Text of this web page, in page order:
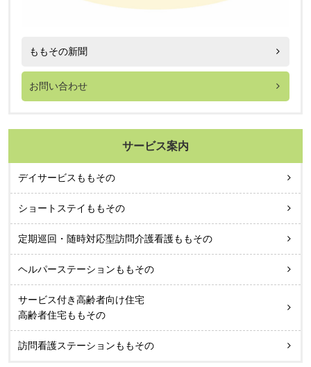
ももその新聞
お問い合わせ
サービス案内
デイサービスももその
ショートステイももその
定期巡回・随時対応型訪問介護看護ももその
ヘルパーステーションももその
サービス付き高齢者向け住宅
高齢者住宅ももその
訪問看護ステーションももその